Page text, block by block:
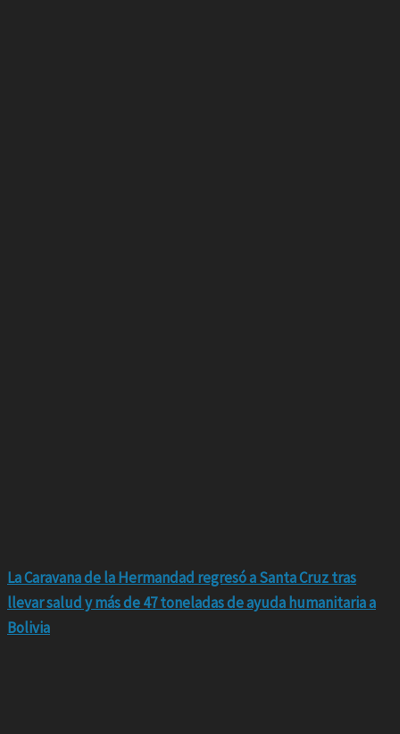
La Caravana de la Hermandad regresó a Santa Cruz tras
llevar salud y más de 47 toneladas de ayuda humanitaria a
Bolivia